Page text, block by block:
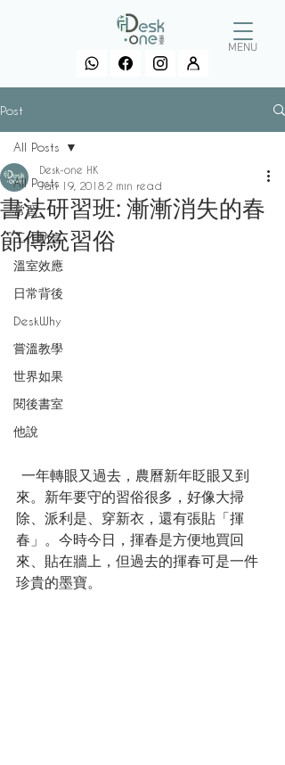
MENU
Post
All Posts
常習
工作坊言
溫室效應
日常背後
DeskWhy
嘗溫教學
世界如果
閱後書室
他說
All Posts
書法研習班: 漸漸消失的春
節傳統習俗
Desk-one HK
Jan 19, 2018 2 min read
來。新年要守的習俗很多，好像大掃
除、派利是、穿新衣，還有張貼「揮
春」。今時今日，揮春是方便地買回
來、貼在牆上，但過去的揮春可是一件
珍貴的墨寶。